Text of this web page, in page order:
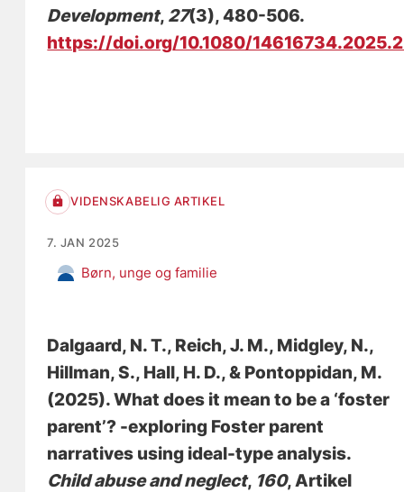
Development, 27(3), 480-506.
https://doi.org/10.1080/
VIDENSKABELIG ARTIKEL
7. JAN 2025
Børn, unge og familie
Dalgaard, N. T., Reich, J. M., Midgley, N.,
Hillman, S., Hall, H. D., & Pontoppidan, M.
(2025).What does it mean to be a ‘foster
parent’? -exploring Foster parent
narratives using ideal-type analysis.
Child abuse and neglect, 160, Artikel